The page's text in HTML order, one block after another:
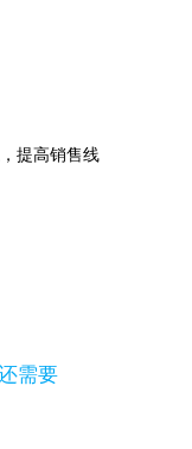
提高销售线
需要